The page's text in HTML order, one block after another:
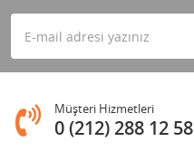
Müşteri Hizmetleri
0 (212) 288 12 58